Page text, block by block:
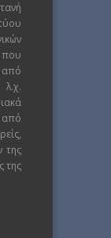
από
λ.χ.
της
της